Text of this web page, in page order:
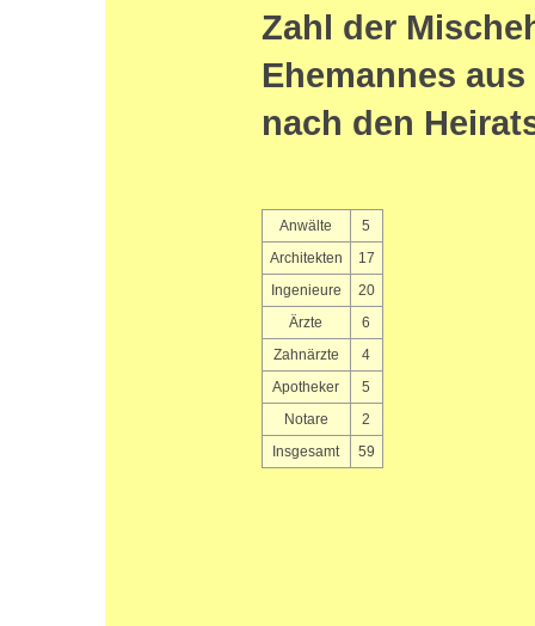
Zahl der
Ehemannes
nach den
Anwälte
5
Architekten
17
Ingenieure
20
Ärzte
6
Zahnärzte
4
Apotheker
5
Notare
2
Insgesamt
59